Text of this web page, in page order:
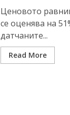
Ценовото
се оценява на
датчаните...
Read More